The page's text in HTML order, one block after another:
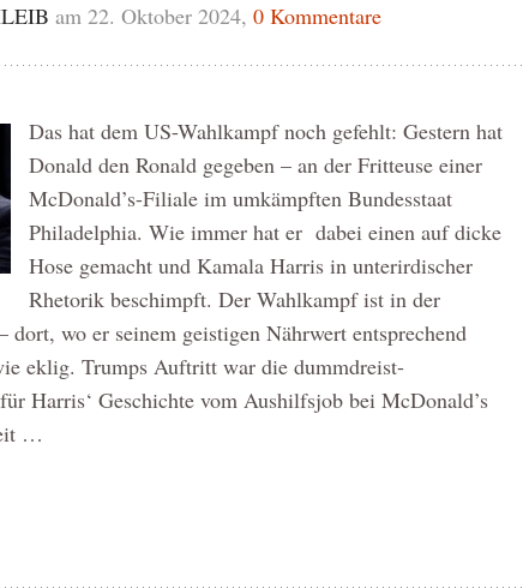
am 22. Oktober 2024, 0 Kommentare
Das hat dem US-Wahlkampf noch gefehlt: Gestern hat
Donald den Ronald gegeben – an der Fritteuse einer
McDonald’s-Filiale im umkämpften Bundesstaat
Philadelphia. Wie immer hat er dabei einen auf dicke
Hose gemacht und Kamala Harris in unterirdischer
Rhetorik beschimpft. Der Wahlkampf ist in der
dort, wo er seinem geistigen Nährwert entsprechend
eklig. Trumps Auftritt war die dummdreist-
Harris‘ Geschichte vom Aushilfsjob bei McDonald’s
…